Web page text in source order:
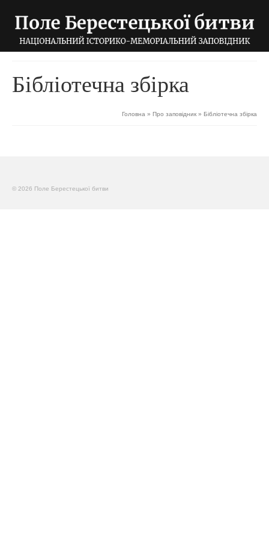
Бібліотечна збірка
Головна » Про заповідник » Бібліотечна збірка
© 2026 Поле Берестецької битви